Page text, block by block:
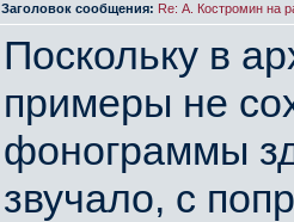
Заголовок сообщения: Re: А. Костромин на
Поскольку в
примеры не
фонограммы
звучало, с